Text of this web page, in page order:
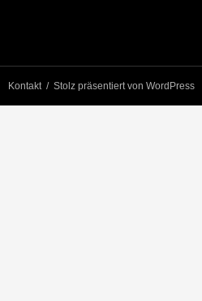
Kontakt Stolz präsentiert von WordPress